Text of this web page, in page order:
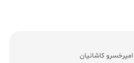
کاشانیان